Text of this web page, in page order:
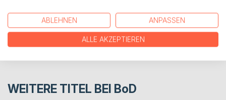
REZENSIONEN
WEITERE TITEL BEI BoD
ABLEHNEN ANPASSEN
ALLE AKZEPTIEREN